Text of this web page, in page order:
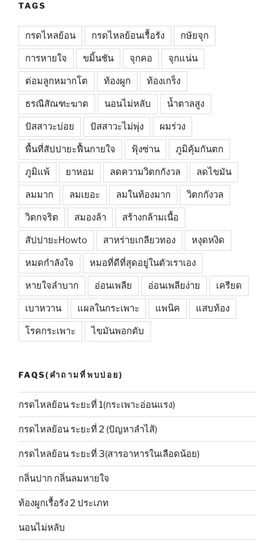
TAGS
กรดไหลย้อน กรดไหลย้อนเรื้อรัง กษัยจุก
การหายใจ ขมิ้นชัน จุกคอ จุกแน่น
ต่อมลูกหมากโต ท้องผูก ท้องเกร็ง
ธรณีสัณฑะฆาต นอนไม่หลับ น้ำตาลสูง
ปัสสาวะบ่อย ปัสสาวะไม่พุ่ง ผมร่วง
พื้นที่สัปปายะฟื้นกายใจ ฟุ้งซ่าน ภูมิคุ้มกันตก
ภูมิแพ้ ยาหอม ลดความวิตกกังวล ลดไขมัน
ลมมาก ลมเยอะ ลมในท้องมาก วิตกกังวล
วิตกจริต สมองล้า สร้างกล้ามเนื้อ
สัปปายะHowto สาหร่ายเกลียวทอง หงุดหงิด
หมดกำลังใจ หมอที่ดีที่สุดอยู่ในตัวเราเอง
หายใจลำบาก อ่อนเพลีย อ่อนเพลียง่าย เครียด
เบาหวาน แผลในกระเพาะ แพนิค แสบท้อง
โรคกระเพาะ ไขมันพอกตับ
FAQS(คำถามที่พบบ่อย)
กรดไหลย้อน ระยะที่ 1(กระเพาะอ่อนแรง)
กรดไหลย้อน ระยะที่ 2 (ปัญหาลำไส้)
กรดไหลย้อน ระยะที่ 3(สารอาหารในเลือดน้อย)
กลิ่นปาก กลิ่นลมหายใจ
ท้องผูกเรื้อรัง 2 ประเภท
นอนไม่หลับ